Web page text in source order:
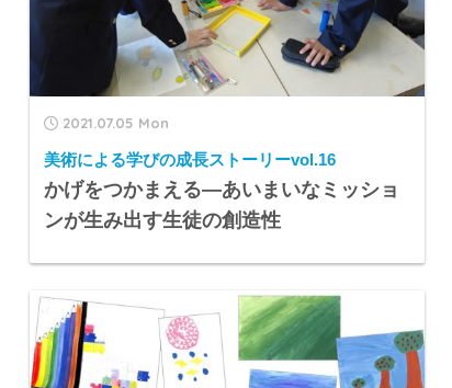
2021.07.05 Mon
美術による学びの成長ストーリーvol.16
かげをつかまえる―あいまいなミッショ
ンが生み出す生徒の創造性